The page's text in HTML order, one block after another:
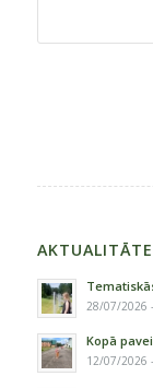
28/07/2026
Kopā
12/07/2026